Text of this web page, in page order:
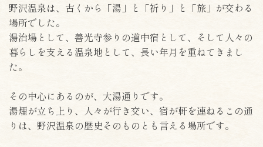
野沢温泉は、古くから「湯」と「祈り」と「旅」が交わる
場所でした。
湯治場として、善光寺参りの道中宿として、そして人々の
暮らしを支える温泉地として、長い年月を重ねてきまし
た。
その中心にあるのが、大湯通りです。
湯煙が立ち上り、人々が行き交い、宿が軒を連ねるこの通
りは、野沢温泉の歴史そのものとも言える場所です。